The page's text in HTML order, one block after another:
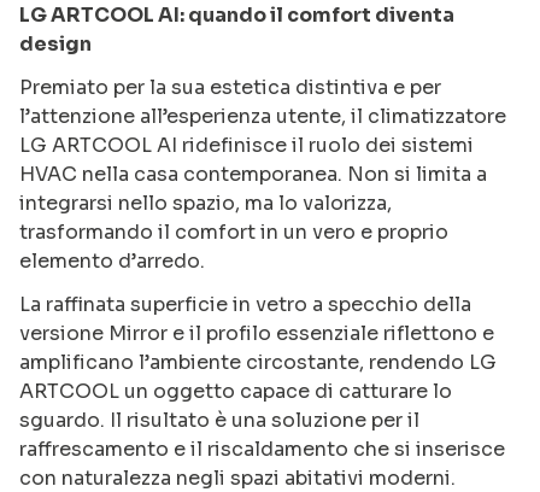
LG ARTCOOL AI: quando il comfort diventa
design
Premiato per la sua estetica distintiva e per
l’attenzione all’esperienza utente, il climatizzatore
LG ARTCOOL AI ridefinisce il ruolo dei sistemi
HVAC nella casa contemporanea. Non si limita a
integrarsi nello spazio, ma lo valorizza,
trasformando il comfort in un vero e proprio
elemento d’arredo.
La raffinata superficie in vetro a specchio della
versione Mirror e il profilo essenziale riflettono e
amplificano l’ambiente circostante, rendendo LG
ARTCOOL un oggetto capace di catturare lo
sguardo. Il risultato è una soluzione per il
raffrescamento e il riscaldamento che si inserisce
con naturalezza negli spazi abitativi moderni.